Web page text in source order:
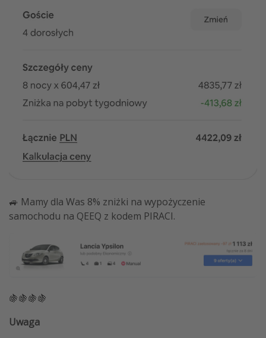
🚙 Mamy dla Was 8% zniżki na wypożyczenie
samochodu na QEEQ z kodem PIRACI.
🍇🍇🍇🍇
Uwaga